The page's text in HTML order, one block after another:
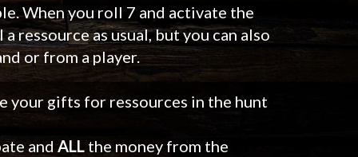
When you roll 7 and activate the
ressource as usual, but you can also
or from a player.
your gifts for ressources in the hunt
and ALLthe money from the